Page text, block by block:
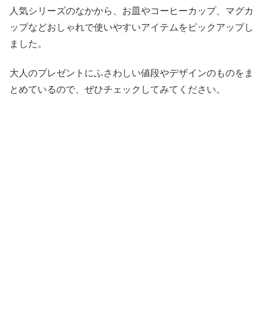
人気シリーズのなかから、お皿やコーヒーカップ、マグカ
ップなどおしゃれで使いやすいアイテムをピックアップし
ました。
大人のプレゼントにふさわしい値段やデザインのものをま
とめているので、ぜひチェックしてみてください。